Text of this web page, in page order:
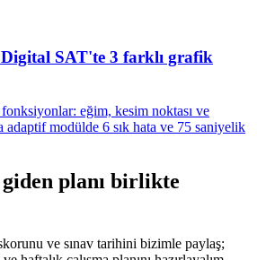
SAT'te 3 farklı grafik
eğim, kesim noktası ve
adaptif modülde 6 sık hata ve 75 saniyelik
planı birlikte
ve sınav tarihini bizimle paylaş;